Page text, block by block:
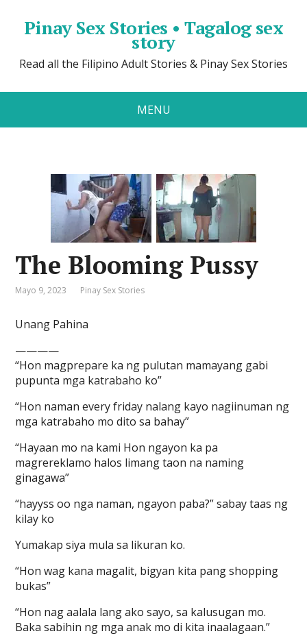
Pinay Sex Stories • Tagalog sex
story
Read all the Filipino Adult Stories & Pinay Sex Stories
MENU
The Blooming Pussy
Mayo 9, 2023 Pinay Sex Stories
Unang Pahina
————
“Hon magprepare ka ng pulutan mamayang gabi
pupunta mga katrabaho ko”
“Hon naman every friday nalang kayo nagiinuman ng
mga katrabaho mo dito sa bahay”
“Hayaan mo na kami Hon ngayon ka pa
magrereklamo halos limang taon na naming
ginagawa”
“hayyss oo nga naman, ngayon paba?” sabay taas ng
kilay ko
Yumakap siya mula sa likuran ko.
“Hon wag kana magalit, bigyan kita pang shopping
bukas”
“Hon nag aalala lang ako sayo, sa kalusugan mo.
Baka sabihin ng mga anak mo di kita inaalagaan.”